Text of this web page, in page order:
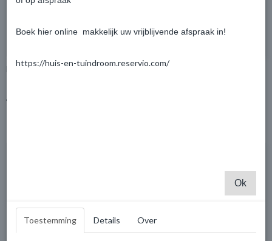
Blokhut Doetinchem 400x200cm
€ 2.296,15
Tilburg 300x250 + 300cm
Boek hier online makkelijk uw vrijblijvende afspraak in!
https://huis-en-tuindroom.reservio.com/
Ok
Toestemming Details Over